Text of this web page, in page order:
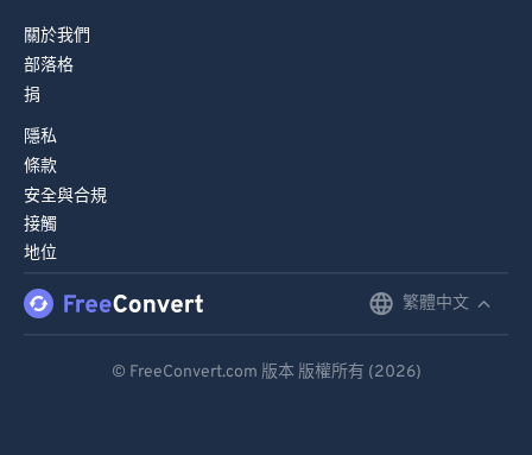
關於我們
部落格
捐
隱私
條款
安全與合規
接觸
地位
繁體中文
© FreeConvert.com 版本 版權所有 (2026)